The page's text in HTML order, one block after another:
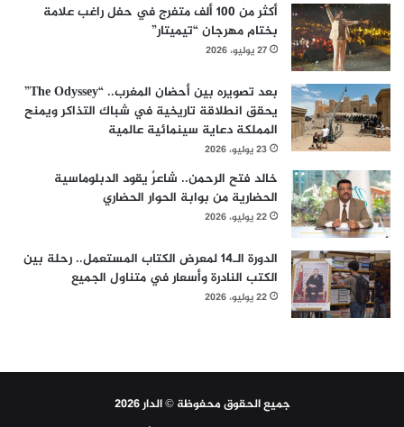
أكثر من 100 ألف متفرج في حفل راغب علامة
بختام مهرجان “تيميتار”
27 يوليو، 2026
بعد تصويره بين أحضان المغرب.. “The Odyssey”
يحقق انطلاقة تاريخية في شباك التذاكر ويمنح
المملكة دعاية سينمائية عالمية
23 يوليو، 2026
خالد فتح الرحمن.. شاعرٌ يقود الدبلوماسية
الحضارية من بوابة الحوار الحضاري
22 يوليو، 2026
الدورة الـ14 لمعرض الكتاب المستعمل.. رحلة بين
الكتب النادرة وأسعار في متناول الجميع
22 يوليو، 2026
جميع الحقوق محفوظة © الدار 2026